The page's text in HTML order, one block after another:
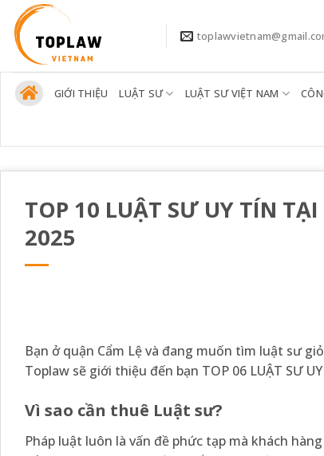
qua
nội
dung
GIỚI THIỆU LUẬT SƯ LUẬT SƯ VIỆT NAM
TOP 10 LUẬT SƯ UY TÍN
2025
Bạn ở quận Cẩm Lệ và đang muốn tìm luật sư
Toplaw sẽ giới thiệu đến bạn TOP 06 LUẬT SƯ
Vì sao cần thuê Luật sư?
Pháp luật luôn là vấn đề phức tạp mà khách